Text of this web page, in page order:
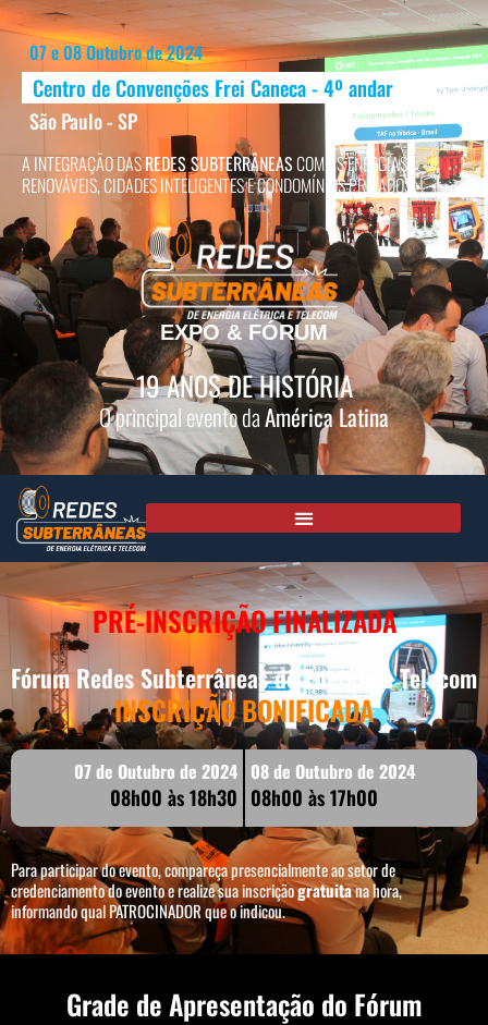
07 e 08 Outubro de 2024
Centro de Convenções Frei Caneca - 4º andar
São Paulo - SP
A INTEGRAÇÃO DASREDES SUBTERRÂNEASCOM AS ENERGIAS
RENOVÁVEIS, CIDADES INTELIGENTES E CONDOMÍNIOS PRIVADOS
EXPO & FÓRUM
19 ANOS DE HISTÓRIA
O principal evento daAmérica Latina
PRÉ-INSCRIÇÃO FINALIZADA
Fórum Redes Subterrâneas de Energia e Telecom
INSCRIÇÃO BONIFICADA
07 de Outubro de 2024
08h00 às 18h30
08 de Outubro de 2024
08h00 às 17h00
Para participar do evento, compareça presencialmente ao setor de
credenciamento do evento e realize sua inscriçãogratuitana hora,
informando qual PATROCINADOR que o indicou.
Grade de Apresentação do Fórum